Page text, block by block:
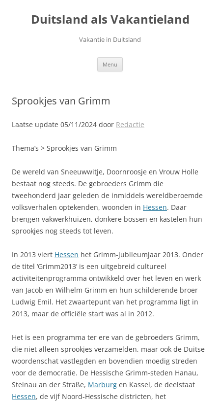
inhoudDuitsland als Vakantieland
Vakantie in Duitsland
Menu
Sprookjes van Grimm
Laatse update 05/11/2024 door Redactie
Thema’s > Sprookjes van Grimm
De wereld van Sneeuwwitje, Doornroosje en Vrouw Holle
bestaat nog steeds. De gebroeders Grimm die
tweehonderd jaar geleden de inmiddels wereldberoemde
volksverhalen optekenden, woonden in Hessen. Daar
brengen vakwerkhuizen, donkere bossen en kastelen hun
sprookjes nog steeds tot leven.
In 2013 viert Hessen het Grimm-jubileumjaar 2013. Onder
de titel ‘Grimm2013’ is een uitgebreid cultureel
activiteitenprogramma ontwikkeld over het leven en werk
van Jacob en Wilhelm Grimm en hun schilderende broer
Ludwig Emil. Het zwaartepunt van het programma ligt in
2013, maar de officiële start was al in 2012.
Het is een programma ter ere van de gebroeders Grimm,
die niet alleen sprookjes verzamelden, maar ook de Duitse
woordenschat vastlegden en bovendien moedig streden
voor de democratie. De Hessische Grimm-steden Hanau,
Steinau an der Straße, Marburg en Kassel, de deelstaat
Hessen, de vijf Noord-Hessische districten, het